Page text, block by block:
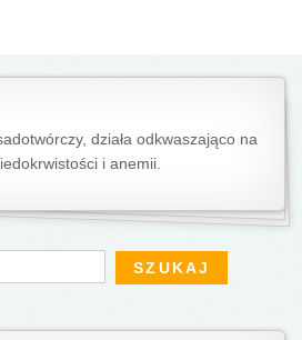
działa odkwaszająco na
i anemii.